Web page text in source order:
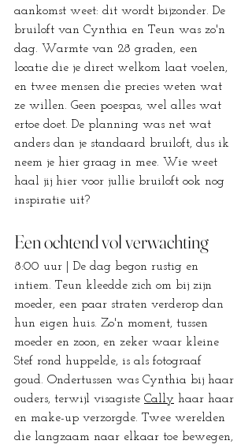
aankomst weet: dit wordt bijzonder. De
bruiloft van Cynthia en Teun was zo'n
dag. Warmte van 28 graden, een
locatie die je direct welkom laat voelen,
en twee mensen die precies weten wat
ze willen. Geen poespas, wel alles wat
ertoe doet. De planning was net wat
anders dan je standaard bruiloft, dus ik
neem je hier graag in mee. Wie weet
haal jij hier voor jullie bruiloft ook nog
inspiratie uit?
Een ochtend vol verwachting
8:00 uur | De dag begon rustig en
intiem. Teun kleedde zich om bij zijn
moeder, een paar straten verderop dan
hun eigen huis. Zo'n moment, tussen
moeder en zoon, en zeker waar kleine
Stef rond huppelde, is als fotograaf
goud. Ondertussen was Cynthia bij haar
ouders, terwijl visagiste Cally haar haar
en make-up verzorgde. Twee werelden
die langzaam naar elkaar toe bewegen,